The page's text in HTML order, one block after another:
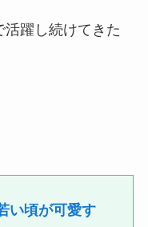
躍し続けてきた
い頃が可愛す